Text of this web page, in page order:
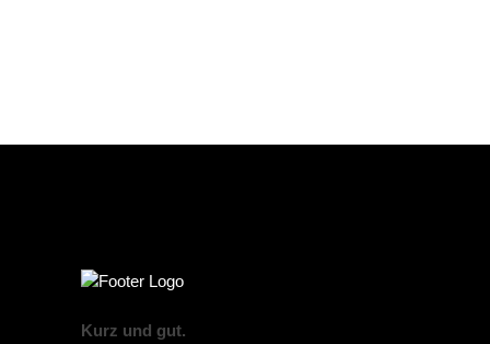
Kurz und gut.